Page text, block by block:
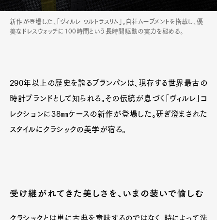
新作が登場した、「ヴィルレ ウルトラスリム」。自社ムーブメントを搭載し、優
美なドレスウォッチに100時間という長時間駆動の実力を秘める。
290年以上の歴史を誇るブランパンは、現存する世界最古の
時計ブランドとして知られる。その伝統が息づく「ヴィルレ」コ
レクションに38㎜ケースの新作が登場した。研ぎ澄まされた
スタイルにクラシックの美学が宿る。
受け継がれてきた美しさを、いまの装いで愉しむ
クラシックとは単に古典を意味するのではなく、時によって洗